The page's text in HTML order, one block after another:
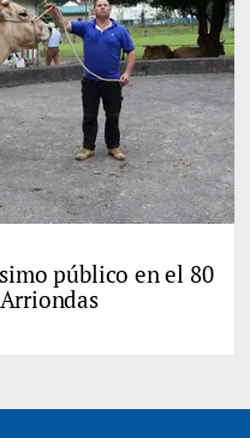
público en el 80